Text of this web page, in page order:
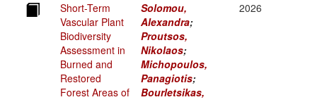
Short-Term
Vascular Plant
Biodiversity
Assessment in
Burned and
Restored
Forest Areas of
Solomou,
Alexandra;
Proutsos,
Nikolaos;
Michopoulos,
Panagiotis;
Bourletsikas,
2026